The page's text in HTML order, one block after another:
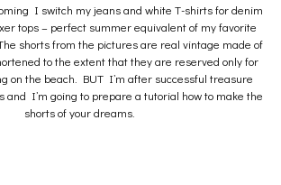
I switch my jeans and white T-shirts for denim
tops – perfect summer equivalent of my favorite
shorts from the pictures are real vintage made of
to the extent that they are reserved only for
on the beach. BUT I’m after successful treasure
and I’m going to prepare a tutorial how to make the
shorts of your dreams.